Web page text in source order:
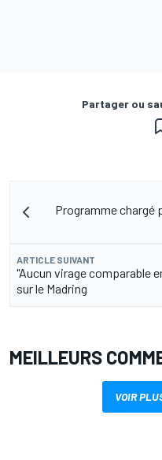
Partager ou
Programme chargé
ARTICLE SUIVANT
"Aucun virage comparable
sur le Madring
MEILLEURS
VOIR